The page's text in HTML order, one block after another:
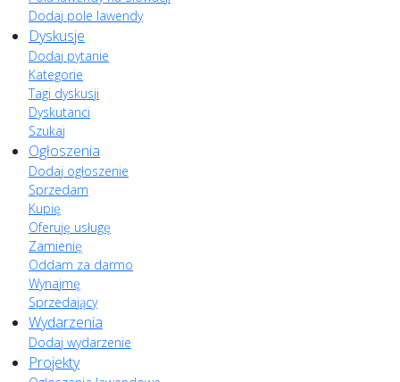
Dodaj pole lawendy
Dyskusje
Dodaj pytanie
Kategorie
Tagi dyskusji
Dyskutanci
Szukaj
Ogłoszenia
Dodaj ogłoszenie
Sprzedam
Kupię
Oferuję usługę
Zamienię
Oddam za darmo
Wynajmę
Sprzedający
Wydarzenia
Dodaj wydarzenie
Projekty